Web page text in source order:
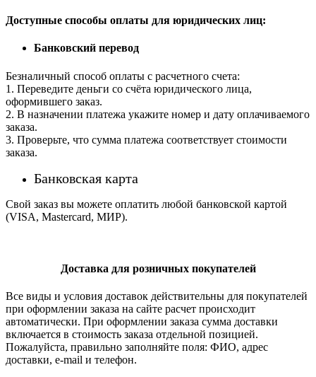
Доступные способы оплаты для юридических лиц:
Банковский перевод
Безналичный способ оплаты с расчетного счета:
1. Переведите деньги со счёта юридического лица,
оформившего заказ.
2. В назначении платежа укажите номер и дату оплачиваемого
заказа.
3. Проверьте, что сумма платежа соответствует стоимости
заказа.
Банковская карта
Свой заказ вы можете оплатить любой банковской картой
(VISA, Mastercard, МИР).
Доставка для розничных покупателей
Все виды и условия доставок действительны для покупателей
при оформлении заказа на сайте расчет происходит
автоматически. При оформлении заказа сумма доставки
включается в стоимость заказа отдельной позицией.
Пожалуйста, правильно заполняйте поля: ФИО, адрес
доставки, e-mail и телефон.